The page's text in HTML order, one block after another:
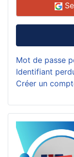
Mot de passe
Identifiant
Créer un